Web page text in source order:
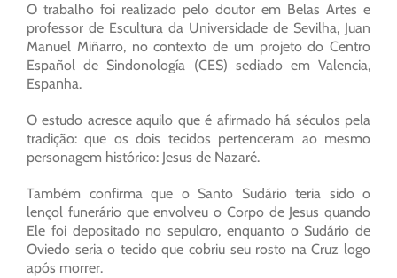
O trabalho foi realizado pelo doutor em Belas Artes e
professor de Escultura da Universidade de Sevilha, Juan
Manuel Miñarro, no contexto de um projeto do Centro
Español de Sindonología (CES) sediado em Valencia,
Espanha.
O estudo acresce aquilo que é afirmado há séculos pela
tradição: que os dois tecidos pertenceram ao mesmo
personagem histórico: Jesus de Nazaré.
Também confirma que o Santo Sudário teria sido o
lençol funerário que envolveu o Corpo de Jesus quando
Ele foi depositado no sepulcro, enquanto o Sudário de
Oviedo seria o tecido que cobriu seu rosto na Cruz logo
após morrer.